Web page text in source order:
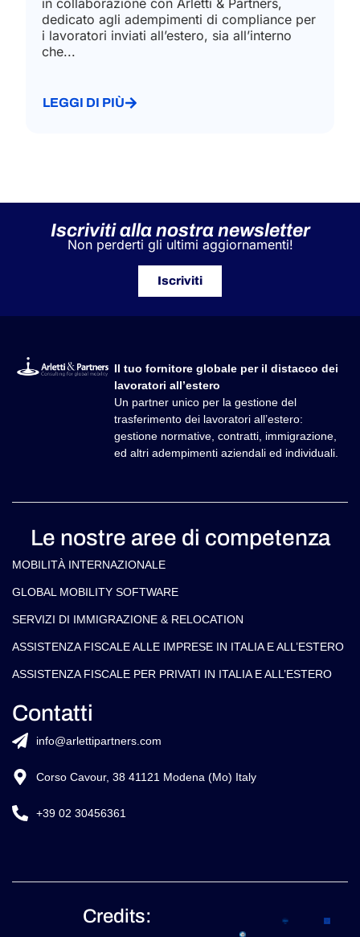
in collaborazione con Arletti & Partners,
dedicato agli adempimenti di compliance per
i lavoratori inviati all’estero, sia all’interno
che...
LEGGI DI PIÙ
Iscriviti alla nostra newsletter
Non perderti gli ultimi aggiornamenti!
Iscriviti
Il tuo fornitore globale per il distacco dei
lavoratori all’estero
Un partner unico per la gestione del
trasferimento dei lavoratori all’estero:
gestione normative, contratti, immigrazione,
ed altri adempimenti aziendali ed individuali.
Le nostre aree di competenza
MOBILITÀ INTERNAZIONALE
GLOBAL MOBILITY SOFTWARE​
SERVIZI DI IMMIGRAZIONE & RELOCATION
ASSISTENZA FISCALE ALLE IMPRESE IN ITALIA E ALL’ESTERO
ASSISTENZA FISCALE PER PRIVATI IN ITALIA E ALL’ESTERO
Contatti
info@arlettipartners.com
Corso Cavour, 38 41121 Modena (Mo) Italy
+39 02 30456361
Credits: